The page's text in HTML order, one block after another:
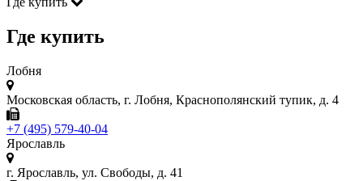
Где купить
Лобня
Московская область, г. Лобня, Краснополянский тупик, д. 4
+7 (495) 579-40-04
Ярославль
г. Ярославль, ул. Свободы, д. 41